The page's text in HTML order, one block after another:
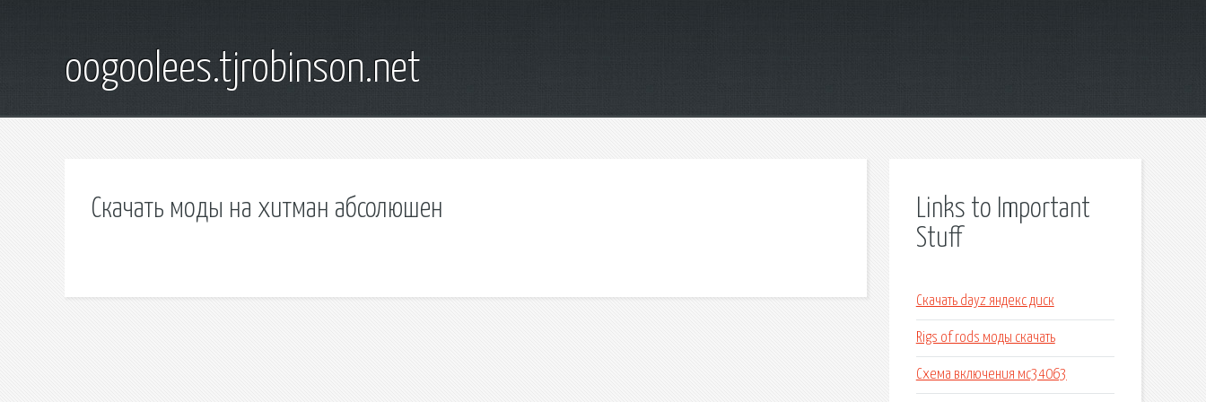
oogoolees.tjrobinson.net
Скачать моды на хитман абсолюшен
Links to Important
Stuff
Скачать dayz яндекс диск
Rigs of rods моды скачать
Схема включения мс34063